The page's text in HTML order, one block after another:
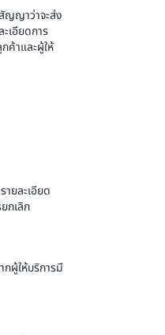
ญญาว่าจะส่ง
เอียดการ
ค้าและผู้ให้
ยละเอียด
กเลิก
ผู้ให้บริการมี